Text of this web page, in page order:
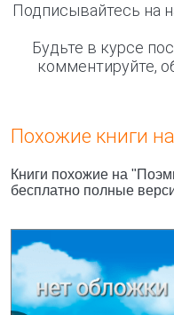
Подписывайтесь на
Будьте в курсе
комментируйте,
Похожие книги
Книги похожие на
бесплатно полные